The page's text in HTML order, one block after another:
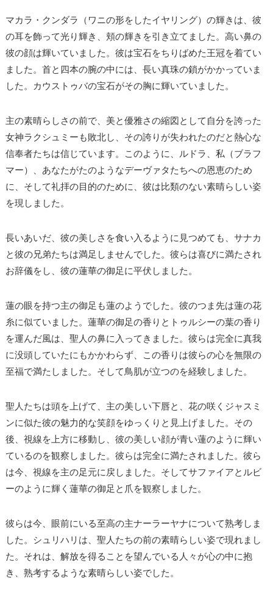
マカラ・クンダラ（ワニの形をしたイヤリング）の輝きは、彼
の耳を飾って光り輝き、頬の輝きを引き立てました。高い鼻の
彼の顔は輝いていました。彼は宝石をちりばめた王冠を着てい
ました。首と四本の腕の中には、長い真珠の鎖がかかっていま
した。カウストゥバの宝石がその胸に輝いていました。
主の素晴らしさの前で、美と優雅さの縮図として自分を誇った
女神ラクシュミーも敗北し、その誇りが失われたのだと熱心な
信奉者たちは信じています。このように、ルドラ、私（ブラフ
マー）、あなたがたのようなデーヴァタたちへの恩恵のため
に、そして礼拝の目的のために、彼は比類のない素晴らしい姿
を現しました。
長いあいだ、彼の美しさを食い入るように見つめても、サナカ
と彼の兄弟たちは満足しませんでした。彼らは喜びに満たされ
お辞儀をし、彼の蓮華の御足に平伏しました。
蓮の眼を持つ主の御足も蓮のようでした。彼のつま先は蓮の花
糸に似ていました。蓮華の御足の香りとトゥルシーの葉の香り
を運んだ風は、聖人の鼻に入ってきました。彼らは完全に真我
に没頭していたにもかかわらず、この香りは彼らの心を無限の
至福で満たしました。そして鳥肌が立つのを経験しました。
聖人たちは頭を上げて、主の美しい下唇と、花の咲くジャスミ
ンに似た彼の魅力的な笑顔をゆっくりと見上げました。その
後、視線を上方に移動し、彼の美しい顔が青い蓮のように輝い
ているのを観察しました。彼らは完全に満たされました。彼ら
は今、視線を主の足元に戻しました。そしてサファイアとルビ
ーのように輝く蓮華の御足と爪を観察しました。
彼らは今、眼前にいる至高の主ナーラーヤナについて熟考しま
した。シュリハリは、聖人たちの前の素晴らしい姿で現れまし
た。それは、解放を得ることを望んでいる人々が心の中に抱
き、熟考するような素晴らしい姿でした。